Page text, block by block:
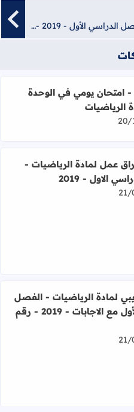
اختبار تجريبي لمادة الرياضيات - الفصل الدراسي الأول - 2019 - رقم (7)
- امتحان يومي في الوحدة الأولى
- امتحان يومي في الوحدة
الرياضيات
20/
عمل لمادة الرياضيات - الفصل
عمل لمادة الرياضيات -
الاول - 2019
لمادة الرياضيات - الفصل الدراسي الأول
لمادة الرياضيات - الفصل
الدراسي الأول مع الاجابات - 2019 - رقم